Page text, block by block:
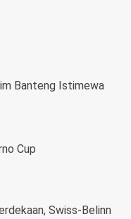
Banteng Istimewa
Cup
Swiss-Belinn